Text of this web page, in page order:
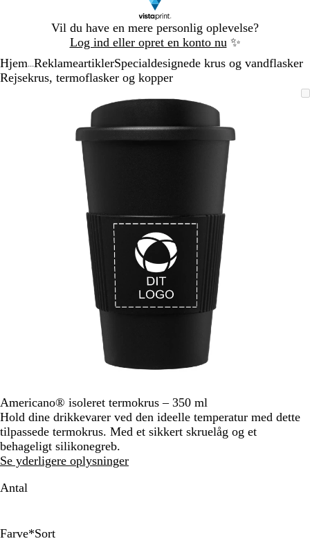
Vil du have en mere personlig oplevelse?
Log ind eller opret en konto nu ✨
1
Hjem ReklameartiklerSpecialdesignede krus og vandflasker
Rejsekrus, termoflasker og kopper
tasterne
piletasterne
til
panorere
Americano® isoleret termokrus – 350 ml
Hold dine drikkevarer ved den ideelle temperatur med dette
tilpassede termokrus. Med et sikkert skruelåg og et
behageligt silikonegreb.
Se yderligere oplysninger
Antal
Farve*Sort